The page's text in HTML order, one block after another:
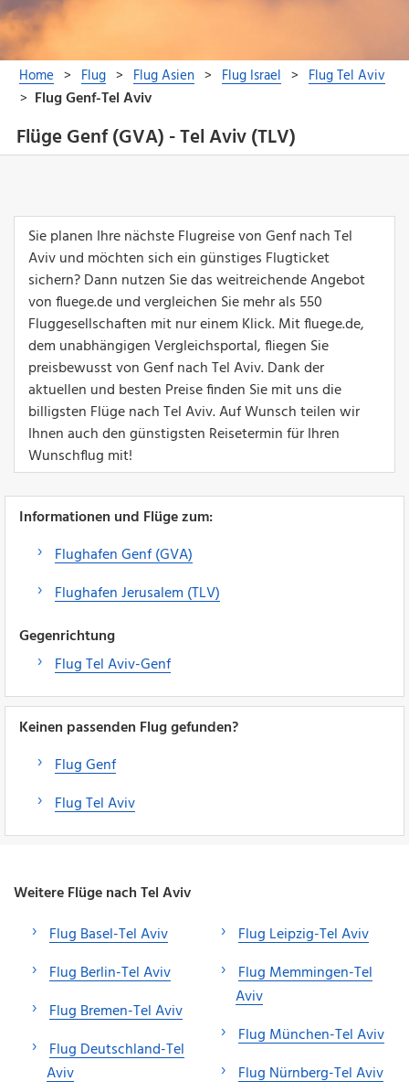
Flüge Genf (GVA) - Tel Aviv (TLV)
Sie planen Ihre nächste Flugreise von Genf nach Tel
Aviv und möchten sich ein günstiges Flugticket
sichern? Dann nutzen Sie das weitreichende Angebot
von fluege.de und vergleichen Sie mehr als 550
Fluggesellschaften mit nur einem Klick. Mit fluege.de,
dem unabhängigen Vergleichsportal, fliegen Sie
preisbewusst von Genf nach Tel Aviv. Dank der
aktuellen und besten Preise finden Sie mit uns die
billigsten Flüge nach Tel Aviv. Auf Wunsch teilen wir
Ihnen auch den günstigsten Reisetermin für Ihren
Wunschflug mit!
Informationen und Flüge zum:
Flughafen Genf (GVA)
Flughafen Jerusalem (TLV)
Gegenrichtung
Flug Tel Aviv-Genf
Keinen passenden Flug gefunden?
Flug Genf
Flug Tel Aviv
Weitere Flüge nach Tel Aviv
Flug Basel-Tel Aviv
Flug Berlin-Tel Aviv
Flug Bremen-Tel Aviv
Flug Deutschland-Tel
Aviv
Flug Leipzig-Tel Aviv
Flug Memmingen-Tel
Aviv
Flug München-Tel Aviv
Flug Nürnberg-Tel Aviv